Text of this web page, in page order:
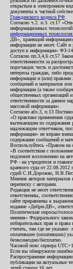
открытым в электронном
документы к частной
Гражданского кодекса РФ
Согласно ч.2. п.3. ст.17
информационных
информационных
ДВ», хранящий информацию,
информации не несет. Сайт
доступ к информации» ФЗ-
Согласно пп.3,4,6 ст.57
ответственности за
порочащих честь и
интересы граждан, либо
информации и (или) правами
сообщений и материалов
информации (а также
общественных организаций
ответственности за данное
массовой информации».
Согласно абз.3, п.13
«О практике применения
вытекающим из содержания
надлежащим ответчиком,
информации» не вправе
содержание сообщений и
Воспользуйтесь «Правом
«В соответствии с
подлежит возложению на
РФ - на учредителя и
краевого суда от
судей С.И.Дорожко,
Мнения авторов материалов
переписку с авторами.
Редакция не несет
ответственны,
сайте приравнены к
издание «Дебри-ДВ»,
Политические опросы/
мнения» Федерального
избирательных прав и права
считать, там где не указано:
оплатившее (оплативших)
безвозмездно/бесплатно.
Часовой пояс сервера
Если вы обнаружили ошибки
Распространение
публикации на актуальные
детей старше 16 лет.